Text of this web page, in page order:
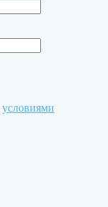
условиями